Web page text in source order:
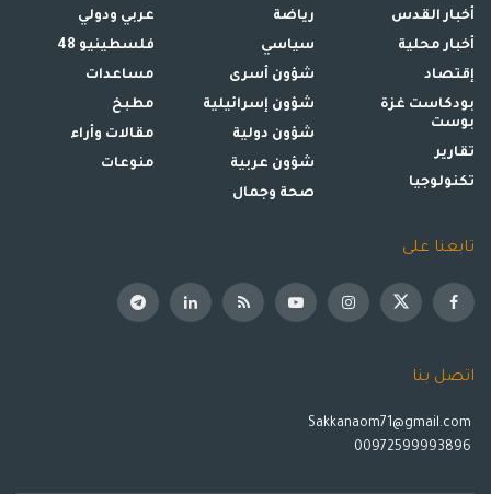
أخبار القدس
أخبار محلية
إقتصاد
بودكاست غزة
بوست
تقارير
تكنولوجيا
رياضة
سياسي
شؤون أسرى
شؤون إسرائيلية
شؤون دولية
شؤون عربية
صحة وجمال
عربي ودولي
فلسطينيو 48
مساعدات
مطبخ
مقالات وأراء
منوعات
تابعنا على
اتصل بنا
Sakkanaom71@gmail.com